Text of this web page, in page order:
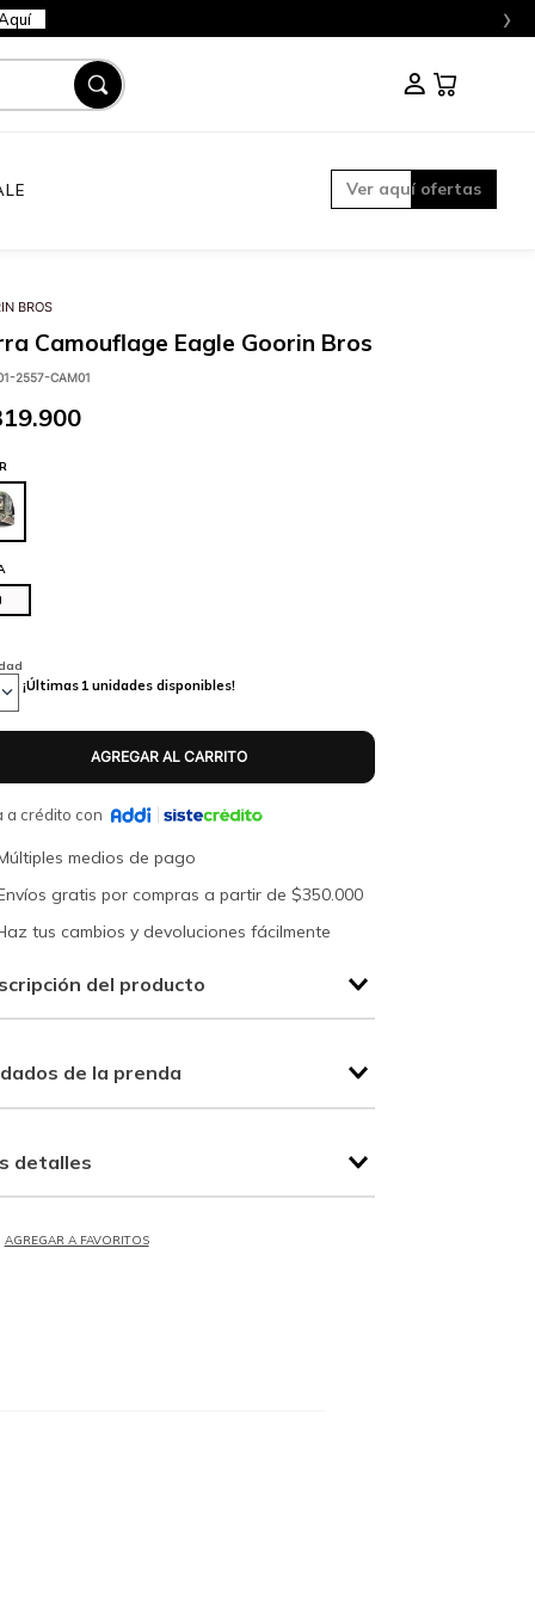
›
Ver aquí ofertas
BROS
Camouflage Eagle Goorin Bros
2557-CAM01
.900
¡Últimas 1 unidades disponibles!
a crédito con
medios de pago
gratis por compras a partir de $350.000
tus cambios y devoluciones fácilmente
del producto
de la prenda
detalles